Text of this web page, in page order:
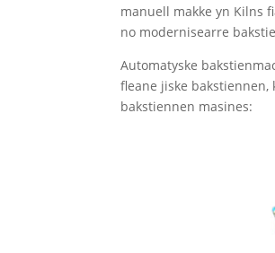
manuell makke yn Kilns
no modernisearre
Automatyske
fleane jiske
bakstiennen masines: